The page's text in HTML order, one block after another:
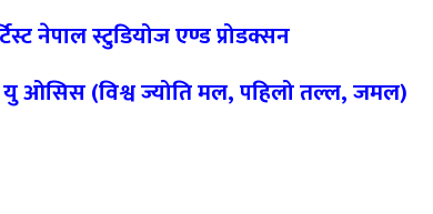
नेपाल स्टुडियोज एण्ड प्रोडक्सन
यु ओसिस (विश्व ज्योति मल, पहिलो तल्ल, जमल)